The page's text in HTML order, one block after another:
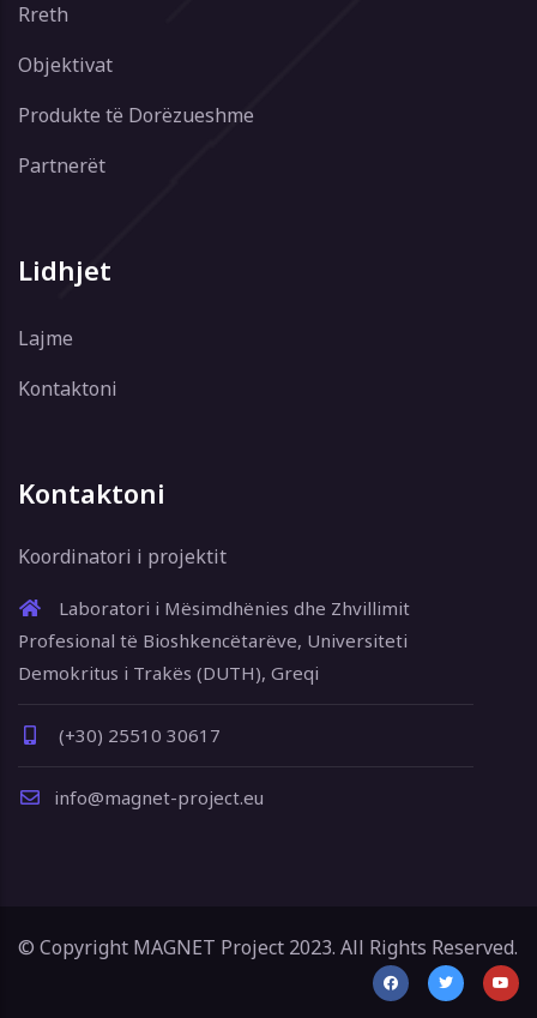
Rreth
Objektivat
Produkte të Dorëzueshme
Partnerët
Lidhjet
Lajme
Kontaktoni
Kontaktoni
Koordinatori i projektit
Laboratori i Mësimdhënies dhe Zhvillimit
Profesional të Bioshkencëtarëve, Universiteti
Demokritus i Trakës (DUTH), Greqi
(+30) 25510 30617
info@magnet-project.eu
© Copyright MAGNET Project 2023. All Rights Reserved.